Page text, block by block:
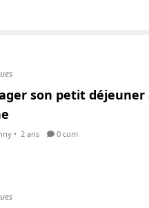
son petit déjeuner
• 2 ans 0 com